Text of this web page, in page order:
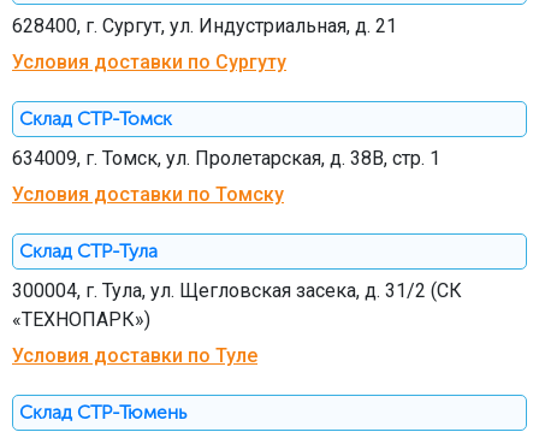
628400, г. Сургут, ул. Индустриальная, д. 21
Условия доставки по Сургуту
Склад СТР-Томск
634009, г. Томск, ул. Пролетарская, д. 38В, стр. 1
Условия доставки по Томску
Склад СТР-Тула
300004, г. Тула, ул. Щегловская засека, д. 31/2 (СК
«ТЕХНОПАРК»)
Условия доставки по Туле
Склад СТР-Тюмень